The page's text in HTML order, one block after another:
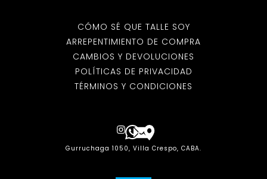
CÓMO SÉ QUE TALLE SOY
ARREPENTIMIENTO DE COMPRA
CAMBIOS Y DEVOLUCIONES
POLÍTICAS DE PRIVACIDAD
TÉRMINOS Y CONDICIONES
Gurruchaga 1050, Villa Crespo, CABA.